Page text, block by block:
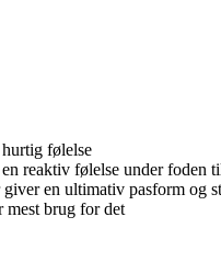
følelse
reaktiv følelse under foden
en ultimativ pasform og
mest brug for det